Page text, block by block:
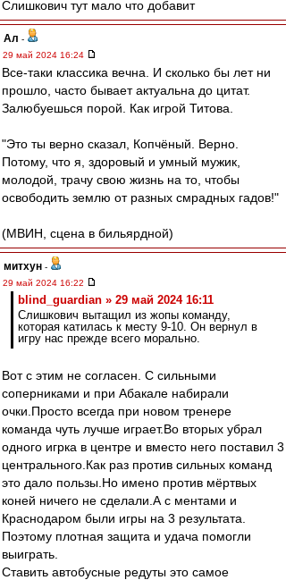
Слишкович тут мало что добавит
Ал -
29 май 2024 16:24
Все-таки классика вечна. И сколько бы лет ни
прошло, часто бывает актуальна до цитат.
Залюбуешься порой. Как игрой Титова.
"Это ты верно сказал, Копчёный. Верно.
Потому, что я, здоровый и умный мужик,
молодой, трачу свою жизнь на то, чтобы
освободить землю от разных смрадных гадов!"
(МВИН, сцена в бильярдной)
митхун -
29 май 2024 16:22
blind_guardian » 29 май 2024 16:11
Слишкович вытащил из жопы команду,
которая катилась к месту 9-10. Он вернул в
игру нас прежде всего морально.
Вот с этим не согласен. С сильными
соперниками и при Абакале набирали
очки.Просто всегда при новом тренере
команда чуть лучше играет.Во вторых убрал
одного игрка в центре и вместо него поставил 3
центрального.Как раз против сильных команд
это дало пользы.Но имено против мёртвых
коней ничего не сделали.А с ментами и
Краснодаром были игры на 3 результата.
Поэтому плотная защита и удача помогли
выиграть.
Ставить автобусные редуты это самое